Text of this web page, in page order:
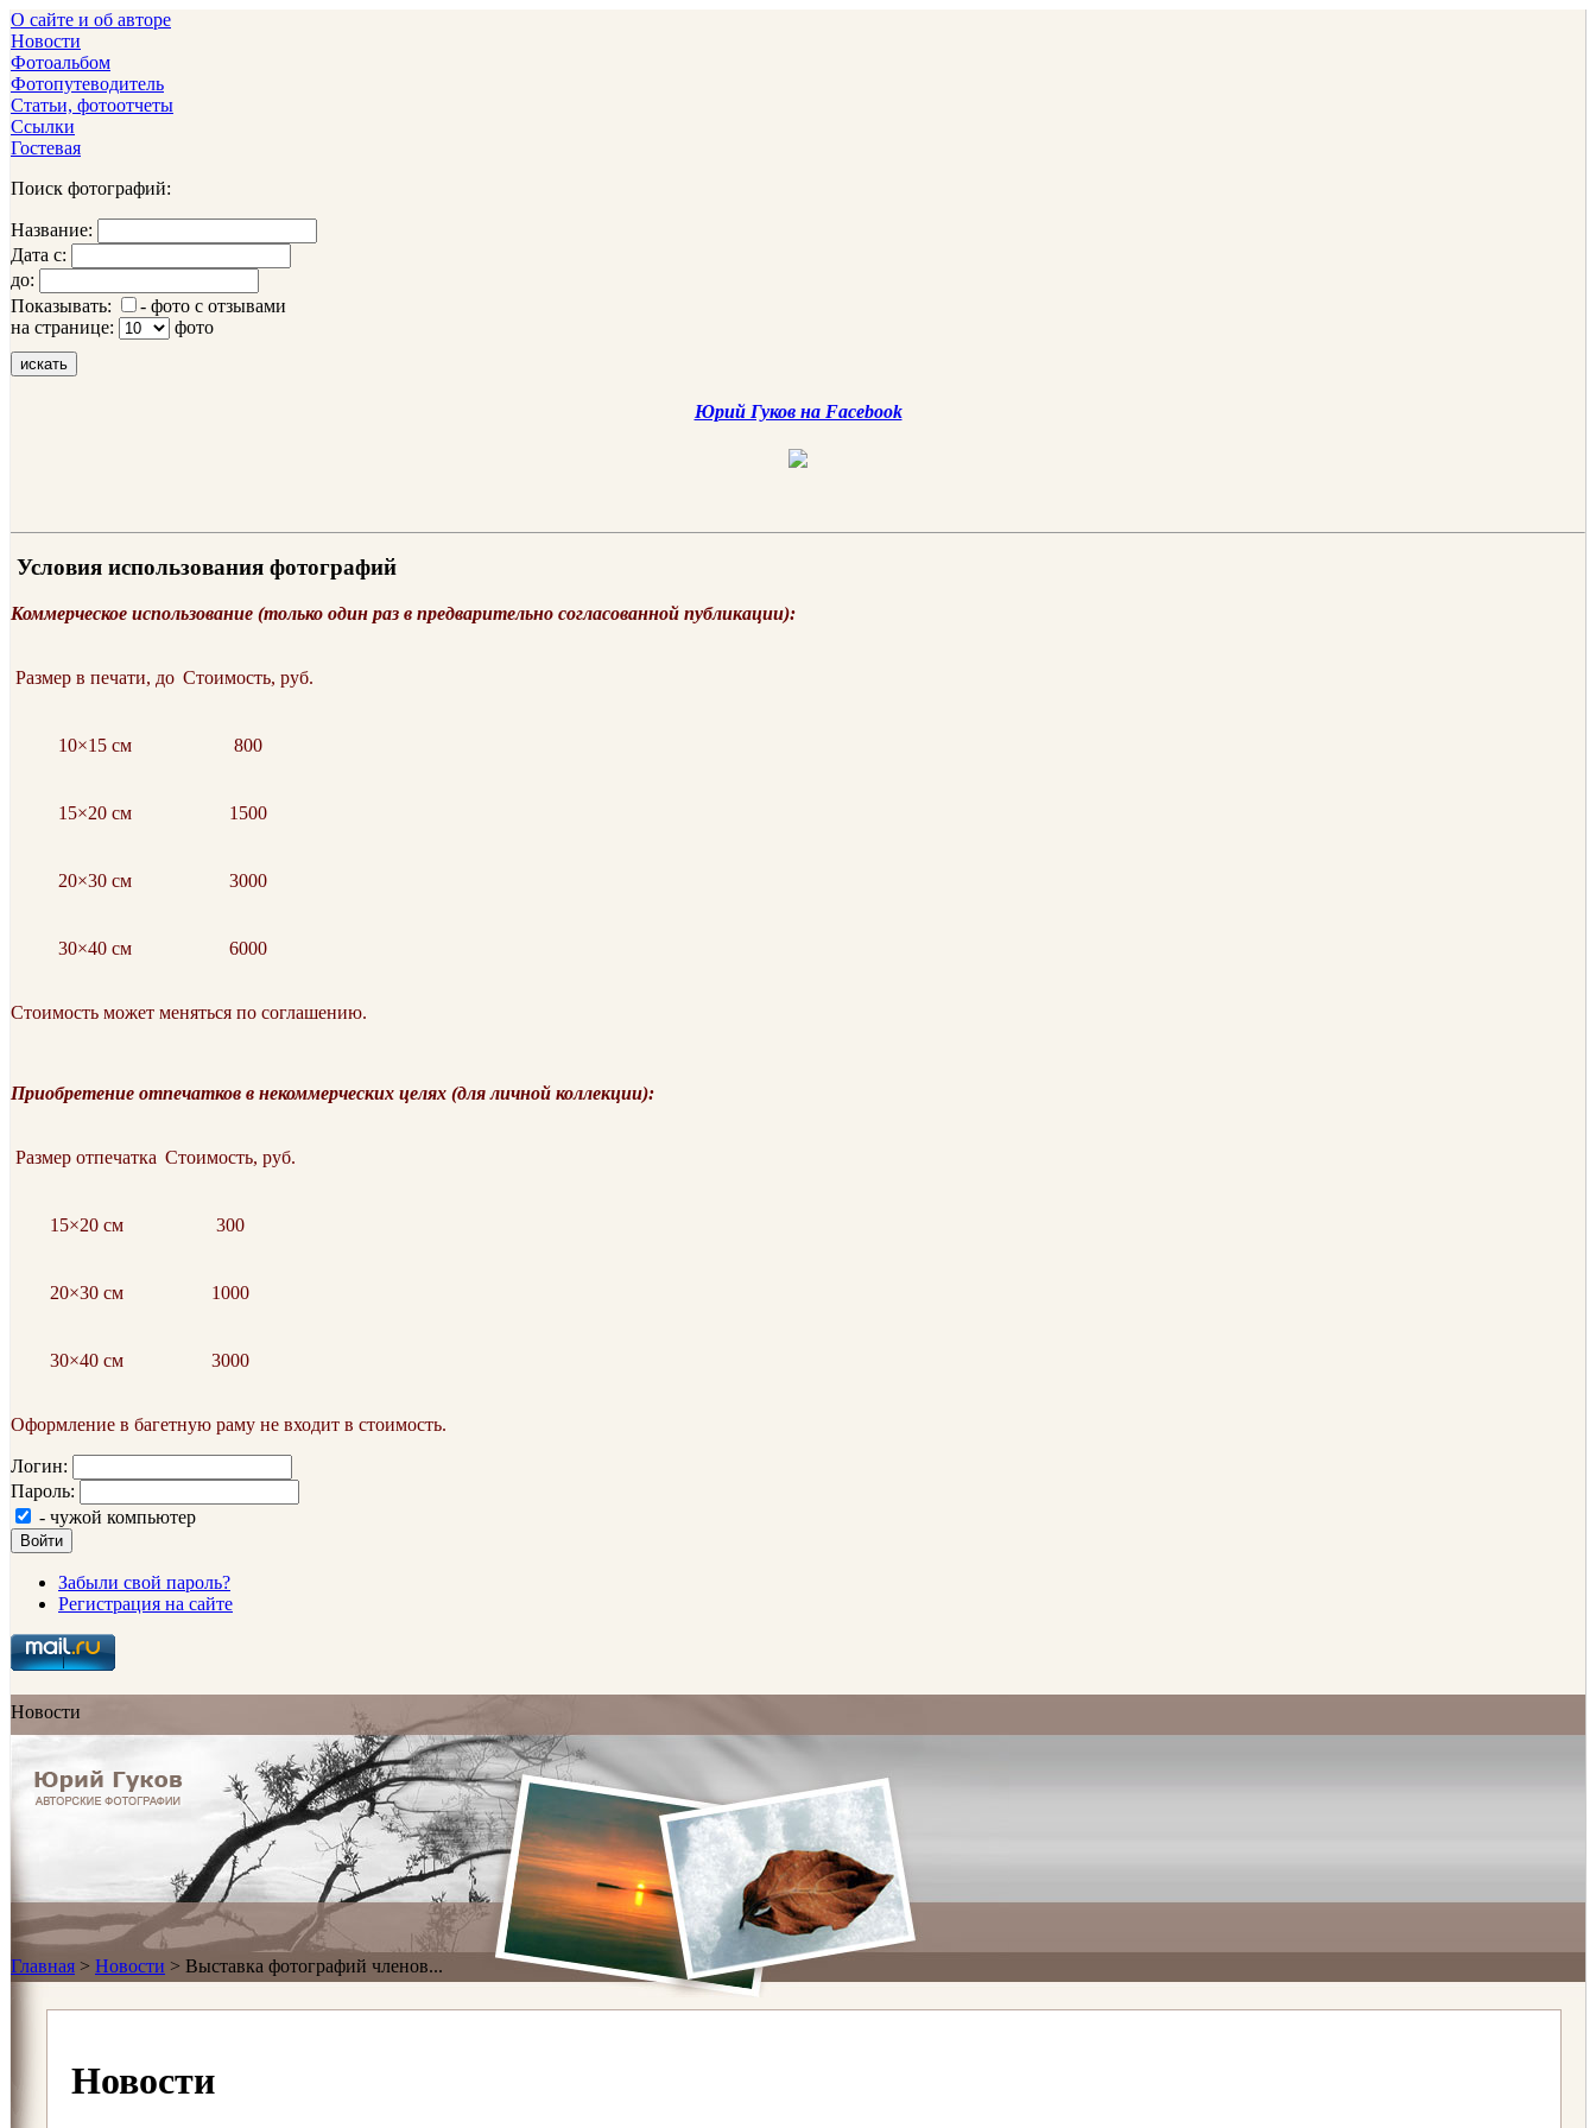
О сайте и об авторе
Новости
Фотоальбом
Фотопутеводитель
Статьи, фотоотчеты
Ссылки
Гостевая
Поиск фотографий:
Название:
Дата с:
до:
Показывать:
- фото с отзывами
на странице:
фото
искать
Юрий Гуков на Facebook
Условия использования фотографий
Коммерческое использование (только один раз в предварительно согласованной публикации):
Размер в печати, до Стоимость, руб.
10×15 см 800
15×20 см 1500
20×30 см 3000
30×40 см 6000
Стоимость может меняться по соглашению.
Приобретение отпечатков в некоммерческих целях (для личной коллекции):
Размер отпечатка Стоимость, руб.
15×20 см 300
20×30 см 1000
30×40 см 3000
Оформление в багетную раму не входит в стоимость.
Логин:
Пароль:
- чужой компьютер
Войти
Забыли свой пароль?
Регистрация на сайте
Новости
Главная > Новости > Выставка фотографий членов...
Новости